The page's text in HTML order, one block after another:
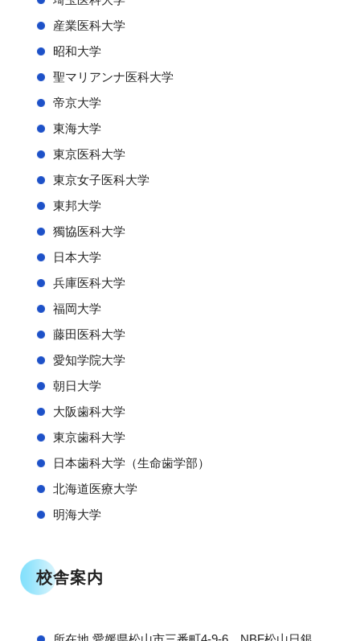
産業医科大学
昭和大学
聖マリアンナ医科大学
帝京大学
東海大学
東京医科大学
東京女子医科大学
東邦大学
獨協医科大学
日本大学
兵庫医科大学
福岡大学
藤田医科大学
愛知学院大学
朝日大学
大阪歯科大学
東京歯科大学
日本歯科大学（生命歯学部）
北海道医療大学
明海大学
校舎案内